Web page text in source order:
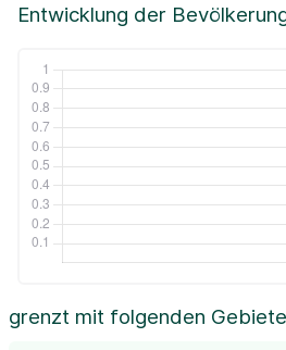
Entwicklung der
grenzt mit folgenden